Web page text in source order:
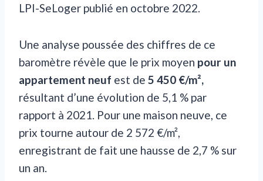
LPI-SeLoger publié en octobre 2022.
Une analyse poussée des chiffres de ce
baromètre révèle que le prix moyen pour un
appartement neuf est de 5 450 €/m²,
résultant d’une évolution de 5,1 % par
rapport à 2021. Pour une maison neuve, ce
prix tourne autour de 2 572 €/m²,
enregistrant de fait une hausse de 2,7 % sur
un an.